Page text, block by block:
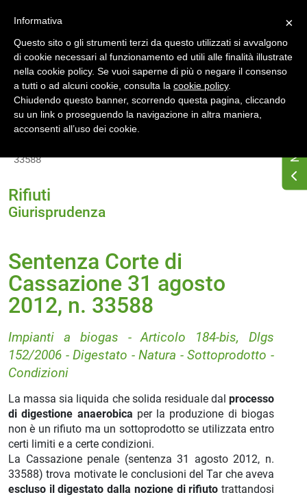
Home
Osservatorio di normativa energetica
Normativa energetica nazionale
33588
Rifiuti
Giurisprudenza
Sentenza Corte di
Cassazione 31 agosto
2012, n. 33588
Impianti a biogas - Articolo 184-bis, Dlgs
152/2006 - Digestato - Natura - Sottoprodotto -
Condizioni
La massa sia liquida che solida residuale dal processo
di digestione anaerobica per la produzione di biogas
non è un rifiuto ma un sottoprodotto se utilizzata entro
certi limiti e a certe condizioni.
La Cassazione penale (sentenza 31 agosto 2012, n.
33588) trova motivate le conclusioni del Tar che aveva
escluso il digestato dalla nozione di rifiuto trattandosi
×
Informativa
Questo sito o gli strumenti terzi da questo utilizzati si avvalgono
di cookie necessari al funzionamento ed utili alle finalità illustrate
nella cookie policy. Se vuoi saperne di più o negare il consenso
a tutti o ad alcuni cookie, consulta la cookie policy.
Chiudendo questo banner, scorrendo questa pagina, cliccando
su un link o proseguendo la navigazione in altra maniera,
acconsenti all’uso dei cookie.